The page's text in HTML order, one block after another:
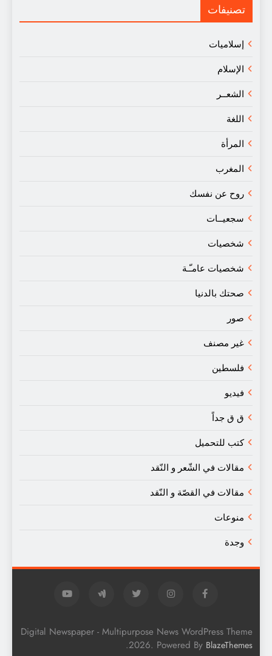
النقد
تصنيفات
إسلاميات
الإسلام
الشعــر
اللغة
المرأة
المغرب
روح عن نفسك
سجعيــات
شخصيات
شخصيات عامـّـة
صحتك بالدنيا
صور
غير مصنف
فلسطين
فيديو
ق ق جداً
كتب للتحميل
مقالات في الشّعر و النّقد
مقالات في القصّة و النّقد
منوعات
وجدة
Digital Newspaper - Multipurpose News WordPress Theme
2026. Powered By BlazeThemes
.